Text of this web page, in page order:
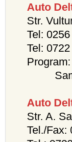
Auto
Str.
Tel:
Tel:
Auto
Str. A.
Tel./Fax: